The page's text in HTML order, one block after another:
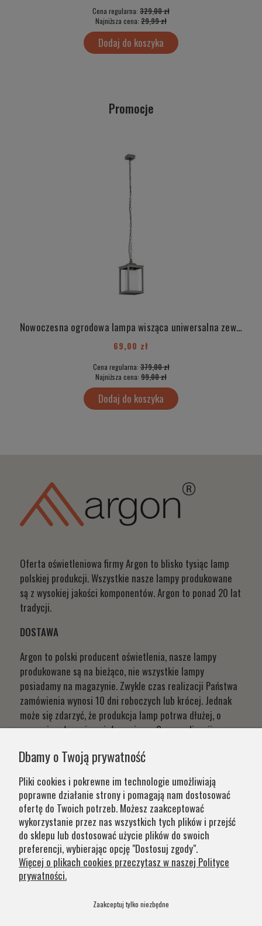
Cena regularna: 329,00 zł
Najniższa cena: 29,99 zł
Dodaj do koszyka
Promocje
Nowoczesna ogrodowa lampa wisząca uniwersalna zewnętrzna metalowa grafit z opalowym szklanym kloszem na łańcuchu E27 GASTON 3964
69,00 zł
Cena regularna:379,00 zł
Najniższa cena: 99,00 zł
Dodaj do koszyka
Oferta oświetleniowa firmy Argon to blisko tysiąc lamp
polskiej produkcji. Wszystkie nasze lampy produkowane
są z wysokiej jakości komponentów. Argon to ponad 20 lat
tradycji.
DOSTAWA
Argon to polski producent oświetlenia, nasze lampy
produkowane są na bieżąco, nie wszystkie lampy
posiadamy na magazynie. Zwykle czas realizacji Państwa
zamówienia wynosi 10 dni roboczych lub krócej. Jednak
może się zdarzyć, że produkcja lamp potrwa dłużej, o
czym niezwłocznie poinformujemy. Czas realizacji
chęci zapewnienia jak najwyższej jakości produktu. W
przypadku części produktów wydłużony okres oczekiwania
na zamówienie jest zaznaczony w opisie. Wierzymy, że na
nasze lampy warto czasem poczekać.
Kategorie
Obsługa klienta
Dbamy o Twoją prywatność
Pliki cookies i pokrewne im technologie umożliwiają
poprawne działanie strony i pomagają nam dostosować
ofertę do Twoich potrzeb. Możesz zaakceptować
wykorzystanie przez nas wszystkich tych plików i przejść
do sklepu lub dostosować użycie plików do swoich
preferencji, wybierając opcję "Dostosuj zgody".
Więcej o plikach cookies przeczytasz w naszej Polityce
prywatności.
Zaakceptuj tylko niezbędne